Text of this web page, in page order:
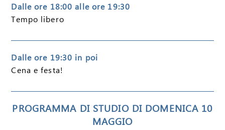
Dalle ore 18:00 alle ore 19:30
Tempo libero
Dalle ore 19:30 in poi
Cena e festa!
PROGRAMMA DI STUDIO DI DOMENICA 10
MAGGIO